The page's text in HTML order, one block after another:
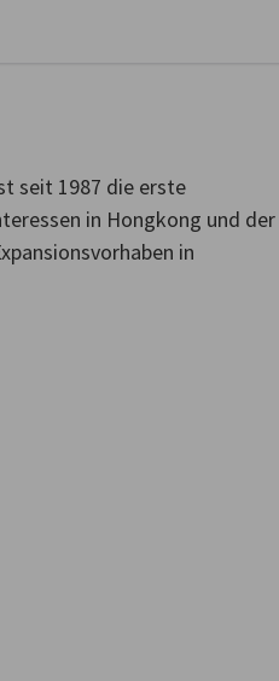
seit 1987 die erste
in Hongkong und der
in